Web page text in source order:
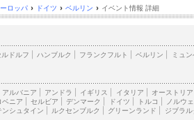
ロッパ › ドイツ › ベルリン › イベント情報 詳細
ドルフ ハンブルク フランクフルト ベルリン ミュ
アルバニア アンドラ イギリス イタリア オーストリア
ベニア セルビア デンマーク ドイツ トルコ
ノルウ
ンシュタイン ルクセンブルク グリーンランド ジブラル